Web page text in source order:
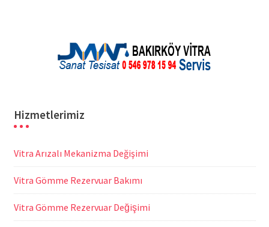
Hizmetlerimiz
Vitra Arızalı Mekanizma Değişimi
Vitra Gömme Rezervuar Bakımı
Vitra Gömme Rezervuar Değişimi